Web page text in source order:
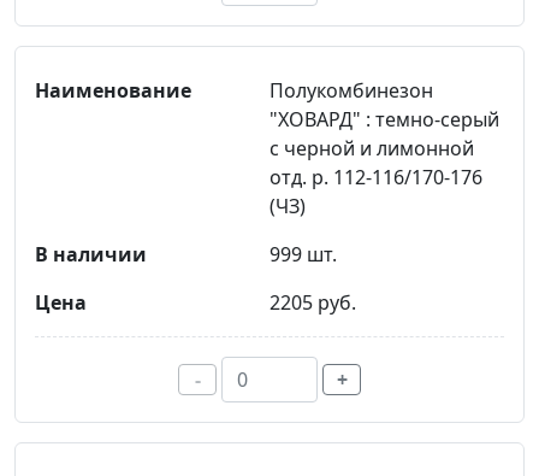
Полукомбинезон
"ХОВАРД" : темно-серый
с черной и лимонной
отд. р. 112-116/170-176
(ЧЗ)
999 шт.
2205 руб.
- +